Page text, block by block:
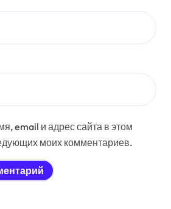
email и адрес сайта в этом
моих комментариев.